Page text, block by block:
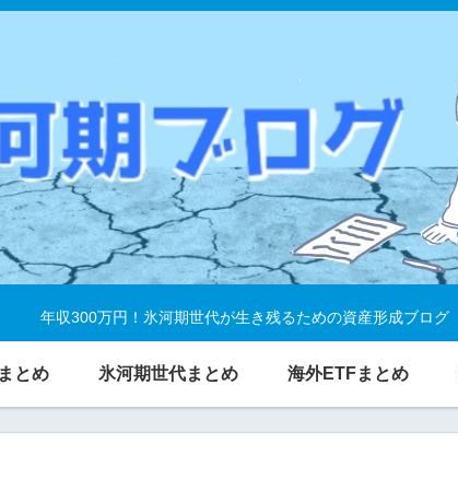
年収300万円！氷河期世代が生き残るための資産形成ブログ
とめ 氷河期世代まとめ 海外ETFまとめ